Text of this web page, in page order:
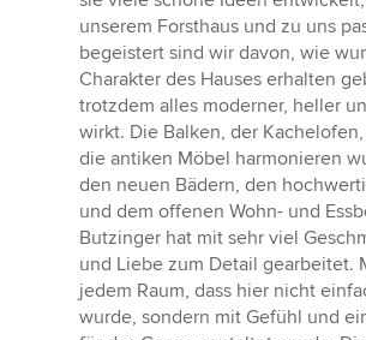
unserem Forsthaus und zu uns
begeistert sind wir davon, wie
Charakter des Hauses erhalten
trotzdem alles moderner, heller
wirkt. Die Balken, der
die antiken Möbel harmonieren
den neuen Bädern, den
und dem offenen Wohn- und
Butzinger hat mit sehr viel
und Liebe zum Detail gearbeitet.
jedem Raum, dass hier nicht
wurde, sondern mit Gefühl und